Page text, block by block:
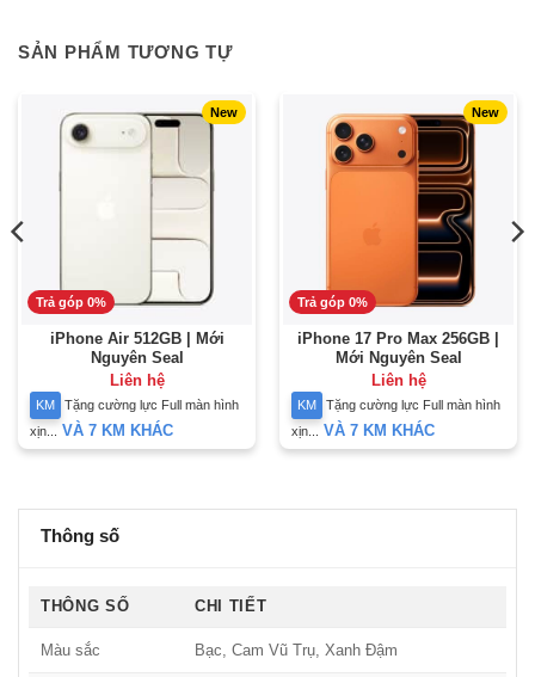
SẢN PHẨM TƯƠNG TỰ
Trả góp 0%
New
iPhone Air 512GB | Mới
Nguyên Seal
Liên hệ
KM
Tặng cường lực Full màn hình
xịn... VÀ 7 KM KHÁC
Trả góp 0%
New
iPhone 17 Pro Max 256GB |
Mới Nguyên Seal
Liên hệ
KM
Tặng cường lực Full màn hình
xịn... VÀ 7 KM KHÁC
Thông số
THÔNG SỐ CHI TIẾT
Màu sắc Bạc, Cam Vũ Trụ, Xanh Đậm